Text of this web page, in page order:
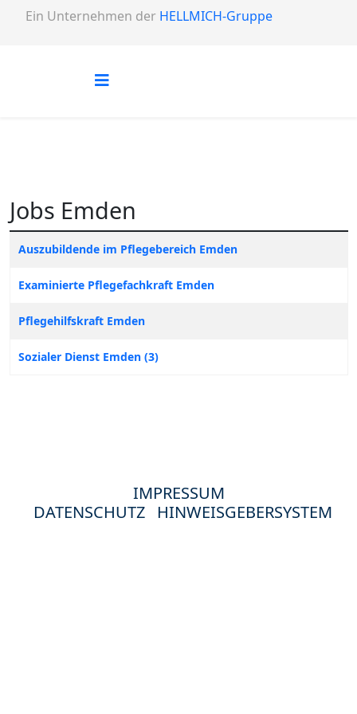
Ein Unternehmen der HELLMICH-Gruppe
Jobs Emden
Titel
Auszubildende im Pflegebereich Emden
Examinierte Pflegefachkraft Emden
Pflegehilfskraft Emden
Sozialer Dienst Emden (3)
IMPRESSUM
DATENSCHUTZ HINWEISGEBERSYSTEM